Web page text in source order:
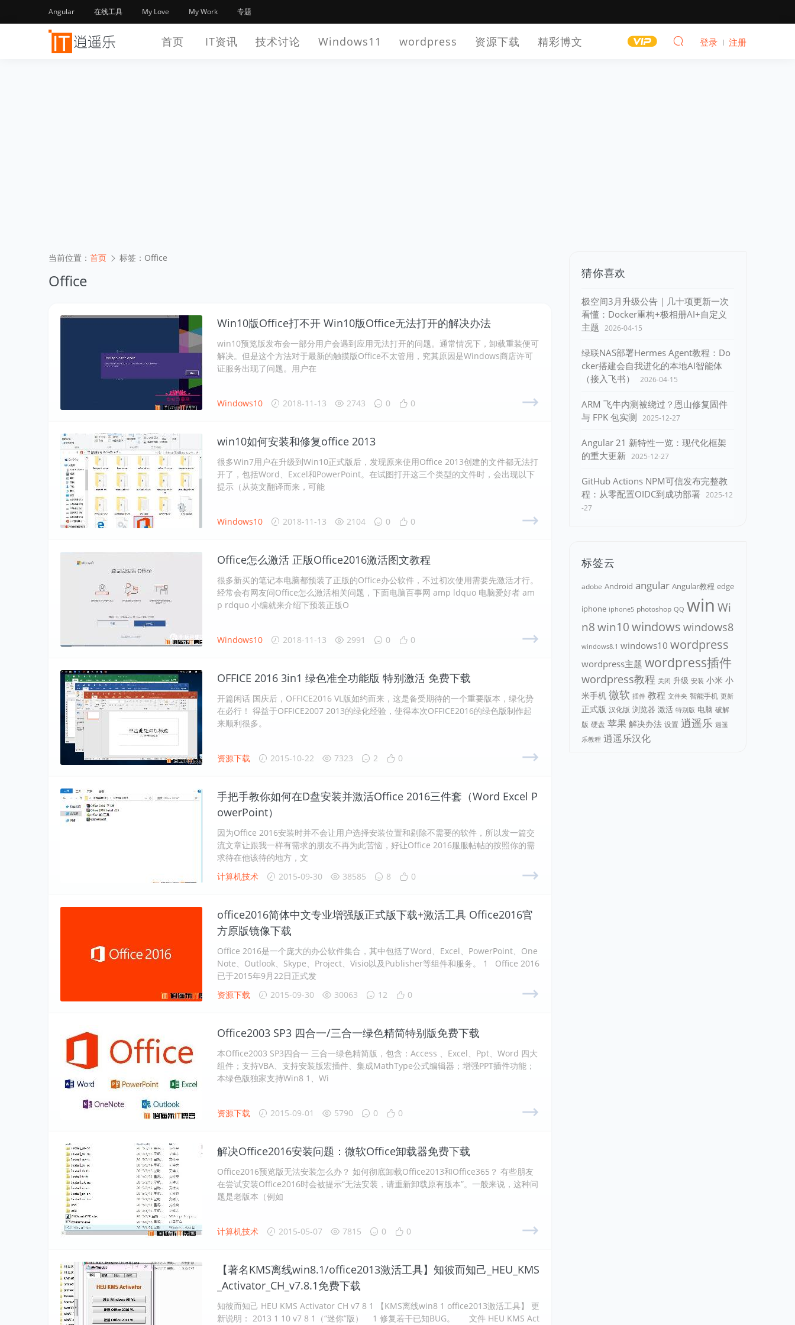
Angular 在线工具 My Love My Work 专题
首页 IT资讯 技术讨论 Windows11 wordpress 资源下载 精彩博文 登录 注册
当前位置： 首页 标签：Office
Office
Win10版Office打不开 Win10版Office无法打开的解决办法
win10预览版发布会一部分用户会遇到应用无法打开的问题。通常情况下，卸载重装便可
解决。但是这个方法对于最新的触摸版Office不太管用，究其原因是Windows商店许可
证服务出现了问题。用户在
Windows10 2018-11-13 2743 0 0
win10如何安装和修复office 2013
很多Win7用户在升级到Win10正式版后，发现原来使用Office 2013创建的文件都无法打
开了，包括Word、Excel和PowerPoint。在试图打开这三个类型的文件时，会出现以下
提示（从英文翻译而来，可能
Windows10 2018-11-13 2104 0 0
Office怎么激活 正版Office2016激活图文教程
很多新买的笔记本电脑都预装了正版的Office办公软件，不过初次使用需要先激活才行。
经常会有网友问Office怎么激活相关问题，下面电脑百事网 amp ldquo 电脑爱好者 am
p rdquo 小编就来介绍下预装正版O
Windows10 2018-11-13 2991 0 0
OFFICE 2016 3in1 绿色准全功能版 特别激活 免费下载
开篇闲话 国庆后，OFFICE2016 VL版如约而来，这是备受期待的一个重要版本，绿化势
在必行！ 得益于OFFICE2007 2013的绿化经验，使得本次OFFICE2016的绿色版制作起
来顺利很多。
资源下载 2015-10-22 7323 2 0
手把手教你如何在D盘安装并激活Office 2016三件套（Word Excel P
owerPoint）
因为Office 2016安装时并不会让用户选择安装位置和剔除不需要的软件，所以发一篇交
流文章让跟我一样有需求的朋友不再为此苦恼，好让Office 2016服服帖帖的按照你的需
求待在他该待的地方，文
计算机技术
2015-09-30 38585 8 0
office2016简体中文专业增强版正式版下载+激活工具 Office2016官
方原版镜像下载
Office 2016是一个庞大的办公软件集合，其中包括了Word、Excel、PowerPoint、One
Note、Outlook、Skype、Project、Visio以及Publisher等组件和服务。 1 Office 2016
已于2015年9月22日正式发
资源下载
2015-09-30 30063 12 0
Office2003 SP3 四合一/三合一绿色精简特别版免费下载
本Office2003 SP3四合一 三合一绿色精简版，包含：Access 、Excel、Ppt、Word 四大
组件；支持VBA、支持安装版宏插件、集成MathType公式编辑器；增强PPT插件功能；
本绿色版独家支持Win8 1、Wi
资源下载 2015-09-01 5790 0 0
解决Office2016安装问题：微软Office卸载器免费下载
Office2016预览版无法安装怎么办？ 如何彻底卸载Office2013和Office365？ 有些朋友
在尝试安装Office2016时会被提示“无法安装，请重新卸载原有版本”。一般来说，这种问
题是老版本（例如
计算机技术 2015-05-07 7815 0 0
【著名KMS离线win8.1/office2013激活工具】知彼而知己_HEU_KMS
_Activator_CH_v7.8.1免费下载
知彼而知己 HEU KMS Activator CH v7 8 1 【KMS离线win8 1 office2013激活工具】 更
新说明： 2013 1 10 v7 8 1（“迷你”版） 1 修复若干已知BUG。 文件 HEU KMS Act
猜你喜欢
极空间3月升级公告｜几十项更新一次
看懂：Docker重构+极相册AI+自定义
主题 2026-04-15
绿联NAS部署Hermes Agent教程：Do
cker搭建会自我进化的本地AI智能体
（接入飞书）
2026-04-15
ARM 飞牛内测被绕过？恩山修复固件
与 FPK 包实测 2025-12-27
Angular 21 新特性一览：现代化框架
的重大更新 2025-12-27
GitHub Actions NPM可信发布完整教
程：从零配置OIDC到成功部署 2025-12
-27
标签云
adobe Android angular Angular教程 edge
iphone iphone5 photoshop QQ win Wi
n8win10windows windows8
windows8.1 windows10 wordpress
wordpress主题 wordpress插件
wordpress教程 关闭 升级 安装 小米 小
米手机 微软 插件 教程 文件夹 智能手机 更新
正式版 汉化版 浏览器 激活 特别版 电脑 破解
版 硬盘 苹果 解决办法 设置 逍遥乐 逍遥
乐教程 逍遥乐汉化